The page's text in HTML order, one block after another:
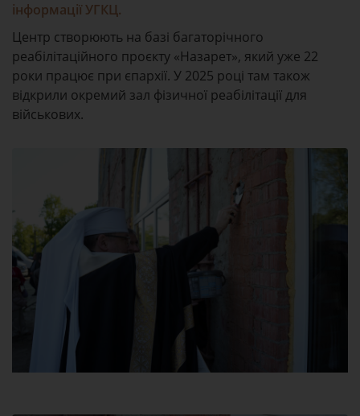
інформації УГКЦ.
Центр створюють на базі багаторічного
реабілітаційного проєкту «Назарет», який уже 22
роки працює при єпархії. У 2025 році там також
відкрили окремий зал фізичної реабілітації для
військових.